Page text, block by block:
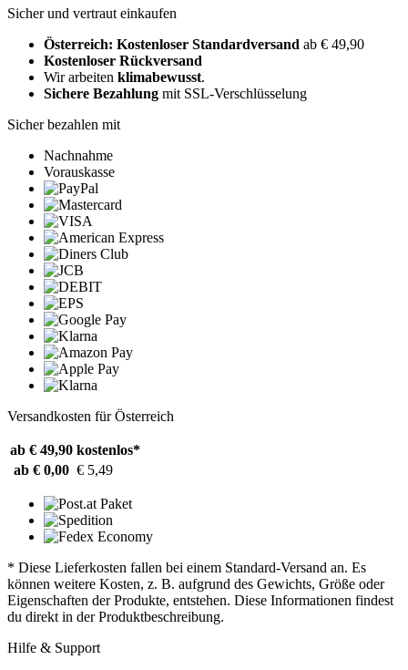
Sicher und vertraut einkaufen
Österreich: Kostenloser Standardversand ab € 49,90
Kostenloser Rückversand
Wir arbeiten klimabewusst.
Sichere Bezahlung mit SSL-Verschlüsselung
Sicher bezahlen mit
Nachnahme
Vorauskasse
Versandkosten für Österreich
ab € 49,90 kostenlos*
ab € 0,00 € 5,49
* Diese Lieferkosten fallen bei einem Standard-Versand an. Es
können weitere Kosten, z. B. aufgrund des Gewichts, Größe oder
Eigenschaften der Produkte, entstehen. Diese Informationen findest
du direkt in der Produktbeschreibung.
Hilfe & Support